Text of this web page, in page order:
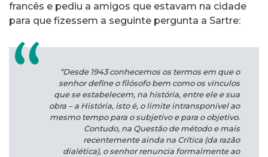
francês e pediu a amigos que estavam na cidade
para que fizessem a seguinte pergunta a Sartre:
“Desde 1943 conhecemos os termos em que o
senhor define o filósofo bem como os vínculos
que se estabelecem, na história, entre ele e sua
obra – a História, isto é, o limite intransponível ao
mesmo tempo para o subjetivo e para o objetivo.
Contudo, na Questão de métodoe mais
recentemente ainda na Crítica (da razão
dialética), o senhor renuncia formalmente ao